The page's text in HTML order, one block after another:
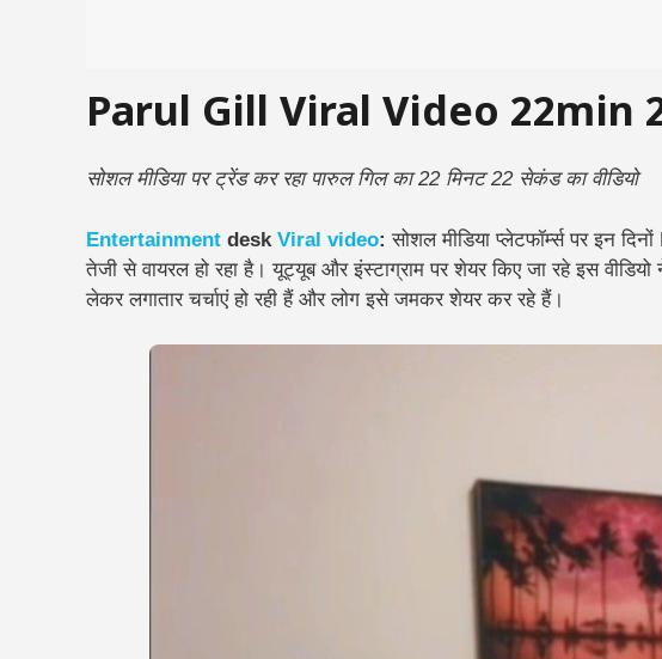
Parul Gill Viral Video 22min
सोशल मीडिया पर ट्रेंड कर रहा पारुल गिल का 22 मिनट 22 सेकंड का वीडियो
Entertainment desk Viral video: सोशल मीडिया प्लेटफॉर्म्स पर इन
तेजी से वायरल हो रहा है। यूट्यूब और इंस्टाग्राम पर शेयर किए जा रहे इस
लेकर लगातार चर्चाएं हो रही हैं और लोग इसे जमकर शेयर कर रहे हैं।